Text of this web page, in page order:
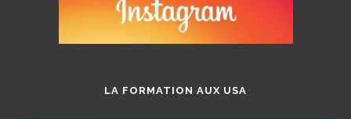
LA FORMATION AUX USA